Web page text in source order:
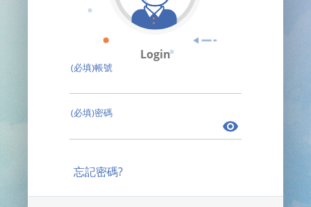
Login
(必填)帳號
(必填)密碼
忘記密碼?